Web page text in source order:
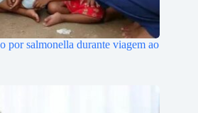
por salmonella durante viagem ao